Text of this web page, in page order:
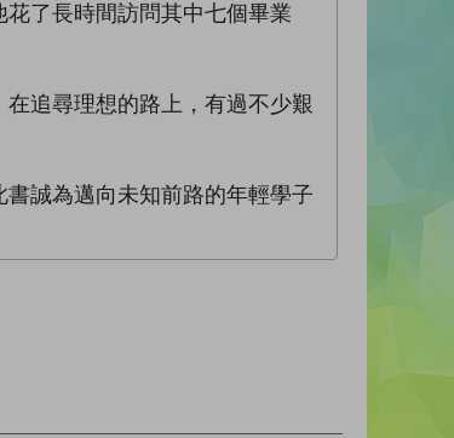
了長時間訪問其中七個畢業
追尋理想的路上，有過不少艱
誠為邁向未知前路的年輕學子